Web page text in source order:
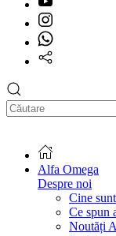
Alfa Omega
Despre noi
Cine
Ce spun
Noutăți